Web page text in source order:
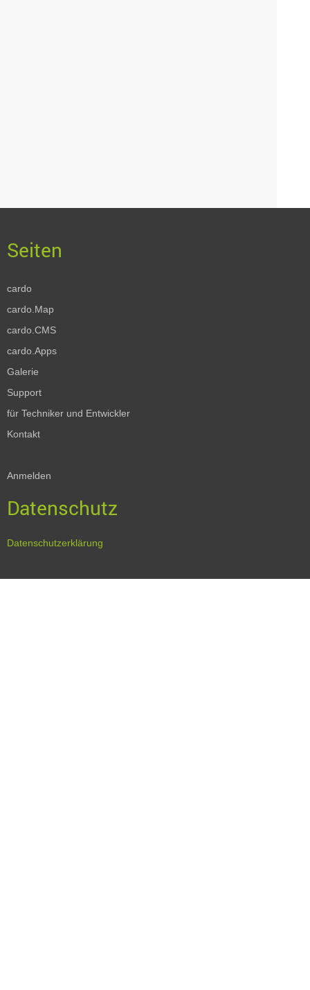
cardo
cardo.Map
cardo.CMS
cardo.Apps
Galerie
Support
für Techniker und Entwickler
Kontakt
Anmelden
Datenschutz
Datenschutzerklärung